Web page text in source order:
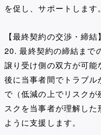
を促し、サポートします。
【最終契約の交渉・締結】
20. 最終契約の締結まで
譲り受け側の双方が可
後に当事者間でトラブ
で（低減の上でリスクが
スクを当事者が理解し
ように支援します。